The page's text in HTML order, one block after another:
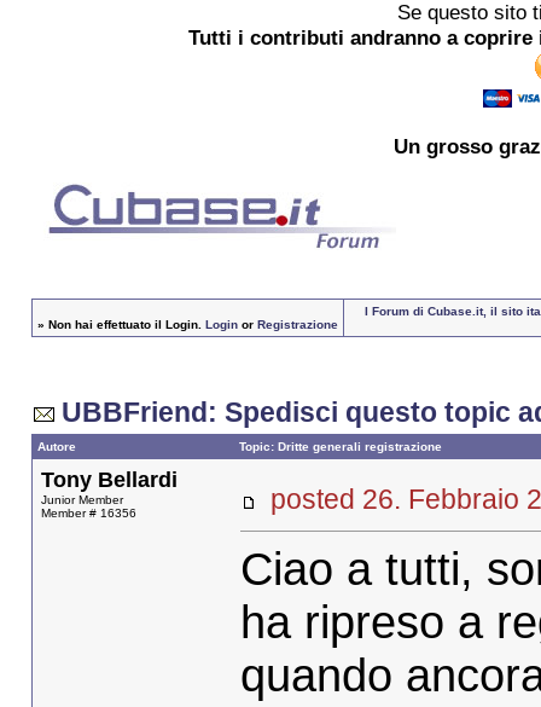
Se questo sito
Tutti i contributi andranno a
Un grosso
» Non hai effettuato il Login. Loginor Registrazione
I Forum di Cubase.it, il sito
UBBFriend: Spedisci questo topic
Autore Topic: Dritte generali registrazione
Tony Bellardi
Junior Member
Member # 16356
posted 26.
Ciao a tutti,
ha ripreso a
quando